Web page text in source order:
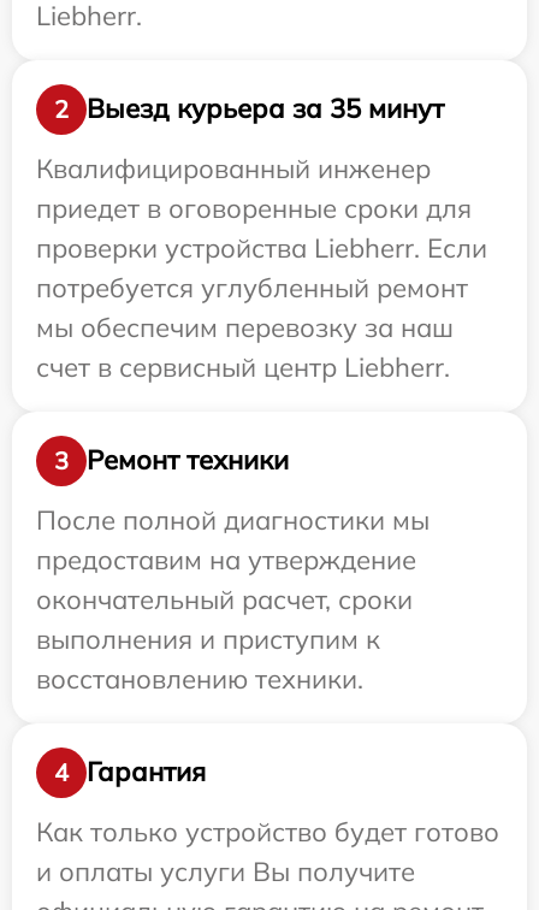
Liebherr.
2
Выезд курьера за 35 минут
Квалифицированный инженер
приедет в оговоренные сроки для
проверки устройства Liebherr. Если
потребуется углубленный ремонт
мы обеспечим перевозку за наш
счет в сервисный центр Liebherr.
3
Ремонт техники
После полной диагностики мы
предоставим на утверждение
окончательный расчет, сроки
выполнения и приступим к
восстановлению техники.
4
Гарантия
Как только устройство будет готово
и оплаты услуги Вы получите